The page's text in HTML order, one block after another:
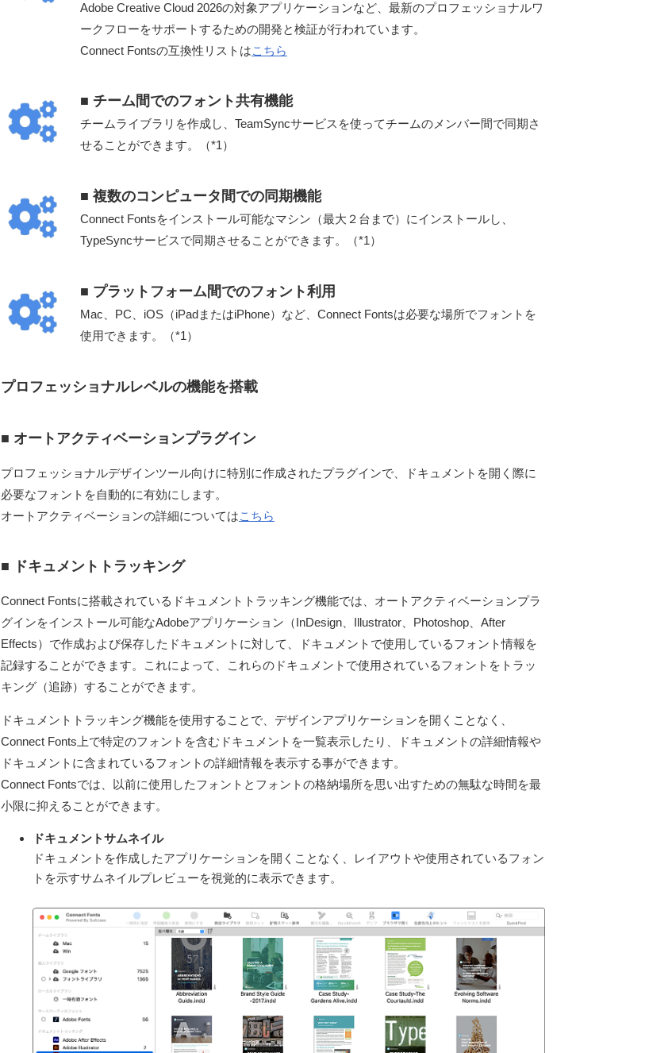
Adobe Creative Cloud 2026の対象アプリケーションなど、最新のプロフェッショナルワ
ークフローをサポートするための開発と検証が行われています。
Connect Fontsの互換性リストはこちら
■ チーム間でのフォント共有機能
チームライブラリを作成し、TeamSyncサービスを使ってチームのメンバー間で同期さ
せることができます。（*1）
■ 複数のコンピュータ間での同期機能
Connect Fontsをインストール可能なマシン（最大２台まで）にインストールし、
TypeSyncサービスで同期させることができます。（*1）
■ プラットフォーム間でのフォント利用
Mac、PC、iOS（iPadまたはiPhone）など、Connect Fontsは必要な場所でフォントを
使用できます。（*1）
プロフェッショナルレベルの機能を搭載
■ オートアクティベーションプラグイン
プロフェッショナルデザインツール向けに特別に作成されたプラグインで、ドキュメントを開く際に
必要なフォントを自動的に有効にします。
オートアクティベーションの詳細についてはこちら
■ ドキュメントトラッキング
Connect Fontsに搭載されているドキュメントトラッキング機能では、オートアクティベーションプラ
グインをインストール可能なAdobeアプリケーション（InDesign、Illustrator、Photoshop、After
Effects）で作成および保存したドキュメントに対して、ドキュメントで使用しているフォント情報を
記録することができます。これによって、これらのドキュメントで使用されているフォントをトラッ
キング（追跡）することができます。
ドキュメントトラッキング機能を使用することで、デザインアプリケーションを開くことなく、
Connect Fonts上で特定のフォントを含むドキュメントを一覧表示したり、ドキュメントの詳細情報や
ドキュメントに含まれているフォントの詳細情報を表示する事ができます。
Connect Fontsでは、以前に使用したフォントとフォントの格納場所を思い出すための無駄な時間を最
小限に抑えることができます。
ドキュメントサムネイル
ドキュメントを作成したアプリケーションを開くことなく、レイアウトや使用されているフォン
トを示すサムネイルプレビューを視覚的に表示できます。